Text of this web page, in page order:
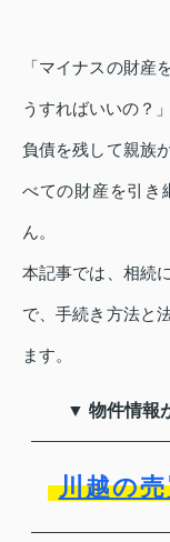
「マイナスの財産
うすればいいの？
負債を残して親族
べての財産を引き
ん。
本記事では、相続
で、手続き方法と
ます。
▼ 物件情報
川越の